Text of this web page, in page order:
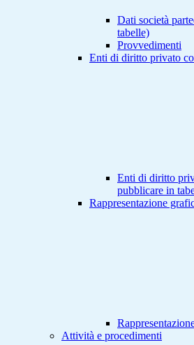
Dati società
tabelle)
Provvedimenti
Enti di diritto privato
Enti di diritto
pubblicare in
Rappresentazione
Attività e procedimenti